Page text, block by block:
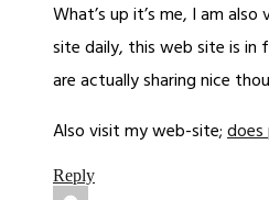
What’s up it’s me, I am
site daily, this web site is in
are actually sharing nice
Also visit my web-site;
Reply